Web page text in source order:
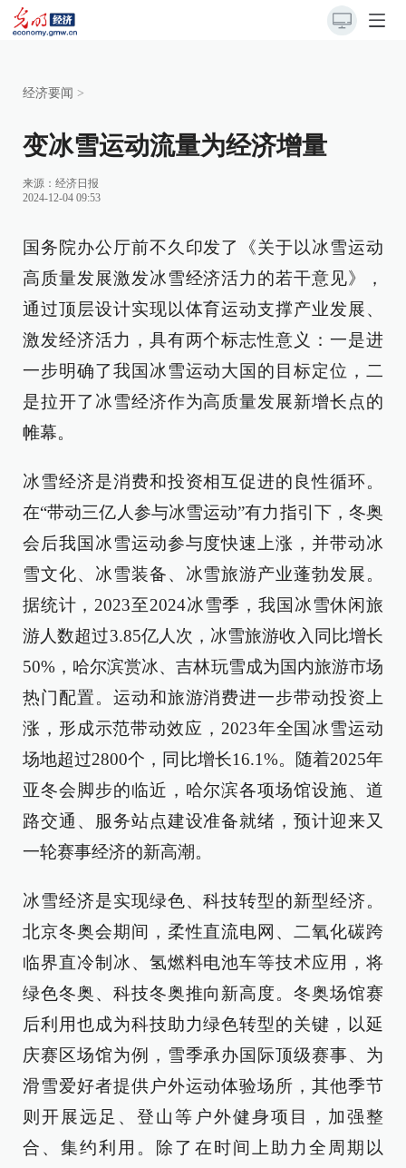
经济要闻 >
变冰雪运动流量为经济增量
来源： 经济日报
2024-12-04 09:53
国务院办公厅前不久印发了《关于以冰雪运动
高质量发展激发冰雪经济活力的若干意见》，
通过顶层设计实现以体育运动支撑产业发展、
激发经济活力，具有两个标志性意义：一是进
一步明确了我国冰雪运动大国的目标定位，二
是拉开了冰雪经济作为高质量发展新增长点的
帷幕。
冰雪经济是消费和投资相互促进的良性循环。
在“带动三亿人参与冰雪运动”有力指引下，冬奥
会后我国冰雪运动参与度快速上涨，并带动冰
雪文化、冰雪装备、冰雪旅游产业蓬勃发展。
据统计，2023至2024冰雪季，我国冰雪休闲旅
游人数超过3.85亿人次，冰雪旅游收入同比增长
50%，哈尔滨赏冰、吉林玩雪成为国内旅游市场
热门配置。运动和旅游消费进一步带动投资上
涨，形成示范带动效应，2023年全国冰雪运动
场地超过2800个，同比增长16.1%。随着2025年
亚冬会脚步的临近，哈尔滨各项场馆设施、道
路交通、服务站点建设准备就绪，预计迎来又
一轮赛事经济的新高潮。
冰雪经济是实现绿色、科技转型的新型经济。
北京冬奥会期间，柔性直流电网、二氧化碳跨
临界直冷制冰、氢燃料电池车等技术应用，将
绿色冬奥、科技冬奥推向新高度。冬奥场馆赛
后利用也成为科技助力绿色转型的关键，以延
庆赛区场馆为例，雪季承办国际顶级赛事、为
滑雪爱好者提供户外运动体验场所，其他季节
则开展远足、登山等户外健身项目，加强整
合、集约利用。除了在时间上助力全周期以